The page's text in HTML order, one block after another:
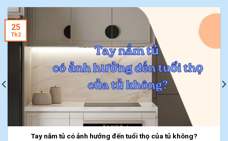
Tay nắm tủ có ảnh hưởng đến tuổi thọ của tủ không?
25
Th2